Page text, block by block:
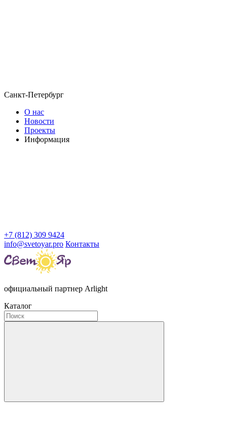
Санкт-Петербург
О нас
Новости
Проекты
Информация
+7 (812) 309 9424
info@svetoyar.pro Контакты
официальный партнер Arlight
Каталог